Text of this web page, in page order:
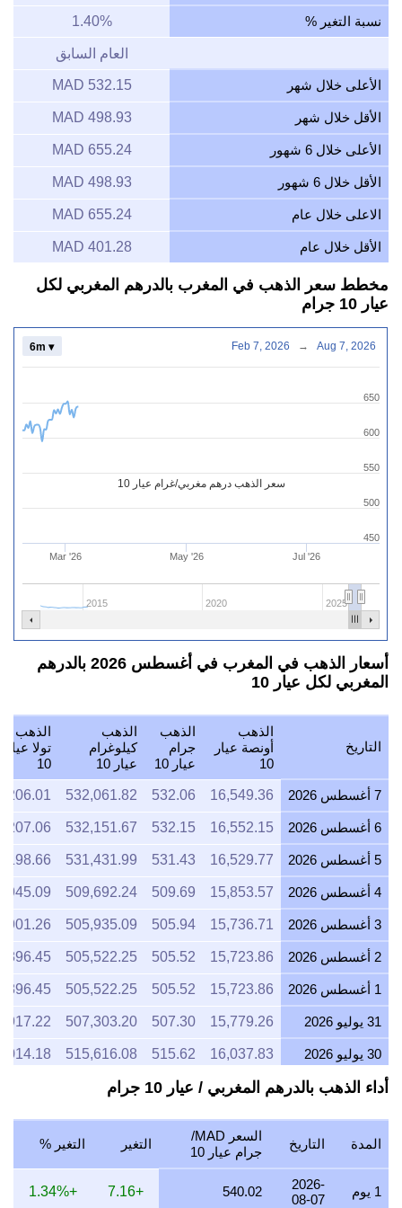
نسبة التغير % 1.40%
العام السابق
الأعلى خلال شهر 532.15 MAD
الأقل خلال شهر 498.93 MAD
الأعلى خلال 6 شهور 655.24 MAD
الأقل خلال 6 شهور 498.93 MAD
الاعلى خلال عام 655.24 MAD
الأقل خلال عام 401.28 MAD
مخطط سعر الذهب في المغرب بالدرهم المغربي لكل
عيار 10 جرام
سعر الذهب درهم مغربي/غرام عيار 10
Mar '26 May '26 Jul '26
2015 2020 2025
450
500
550
600
650
6m ▾ Feb 7, 2026 → Aug 7, 2026
أسعار الذهب في المغرب في أغسطس 2026 بالدرهم
المغربي لكل عيار 10
التاريخ
الذهب
أونصة عيار
10
الذهب
جرام
عيار 10
الذهب
كيلوغرام
عيار 10
الذهب
تولا عيار
10
7 أغسطس 2026 16,549.36
532.06
532,061.82
6 أغسطس 2026 16,552.15
532.15
532,151.67
5 أغسطس 2026 16,529.77
531.43
531,431.99
4 أغسطس 2026 15,853.57
509.69
509,692.24
3 أغسطس 2026 15,736.71
505.94
505,935.09
2 أغسطس 2026 15,723.86
505.52
505,522.25
1 أغسطس 2026 15,723.86
505.52
505,522.25
31 يوليو 2026 15,779.26
507.30
507,303.20
30 يوليو 2026 16,037.83
515.62
515,616.08
29 يوليو 2026 15,831.65
508.99
508,987.54
28 يوليو 2026 15,772.45
507.08
507,084.16
27 يوليو 2026 15,935.36
512.32
512,321.73
26 يوليو 2026 15,815.14
508,456.87
أداء الذهب بالدرهم المغربي / عيار 10 جرام
المدة التاريخ
السعر MAD/
جرام عيار 10
التغير التغير %
1 يوم
2026-
08-07
540.02
+7.16
+1.34%